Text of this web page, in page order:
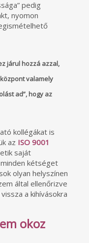
pedig
nyomon
járul hozzá azzal,
valamely
ad”, hogy az
kollégákat is
az ISO 9001
saját
kétséget
olyan helyszínen
által ellenőrizve
a kihívásokra
okoz